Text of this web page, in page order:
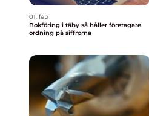
01. feb
Bokföring i täby så håller företagare
ordning på siffrorna